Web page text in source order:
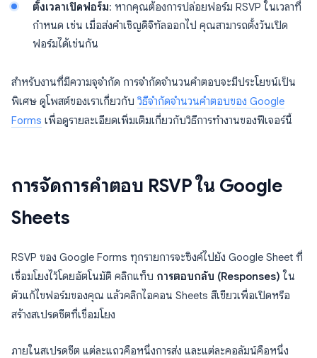
ตั้งเวลาเปิดฟอร์ม: หากคุณต้องการปล่อยฟอร์ม RSVP ในเวลาที่
กำหนด เช่น เมื่อส่งคำเชิญดิจิทัลออกไป คุณสามารถตั้งวันเปิด
ฟอร์มได้เช่นกัน
สำหรับงานที่มีความจุจำกัด การจำกัดจำนวนคำตอบจะมีประโยชน์เป็น
พิเศษ ดูโพสต์ของเราเกี่ยวกับ วิธีจำกัดจำนวนคำตอบของ Google
Forms เพื่อดูรายละเอียดเพิ่มเติมเกี่ยวกับวิธีการทำงานของฟีเจอร์นี้
การจัดการคำตอบ RSVP ใน Google
Sheets
RSVP ของ Google Forms ทุกรายการจะซิงค์ไปยัง Google Sheet ที่
เชื่อมโยงไว้โดยอัตโนมัติ คลิกแท็บ การตอบกลับ (Responses) ใน
ตัวแก้ไขฟอร์มของคุณ แล้วคลิกไอคอน Sheets สีเขียวเพื่อเปิดหรือ
สร้างสเปรดชีตที่เชื่อมโยง
ภายในสเปรดชีต แต่ละแถวคือหนึ่งการส่ง และแต่ละคอลัมน์คือหนึ่ง